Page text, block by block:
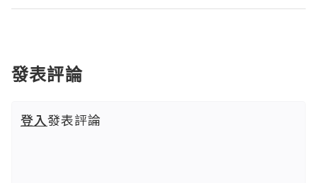
發表評論
登入發表評論